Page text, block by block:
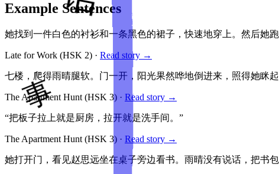
Example Sentences
她找到一件白色的衬衫和一条黑色的裙子，快速地穿上。然后她
Late for Work (HSK 2) · Read story →
七楼，爬得雨晴腿软。门一开，阳光果然哗地倒进来，照得她眯
The Apartment Hunt (HSK 3) · Read story →
“把板子拉上就是厨房，拉开就是洗手间。”
The Apartment Hunt (HSK 3) · Read story →
她打开门，看见赵思远坐在桌子旁边看书。雨晴没有说话，把书